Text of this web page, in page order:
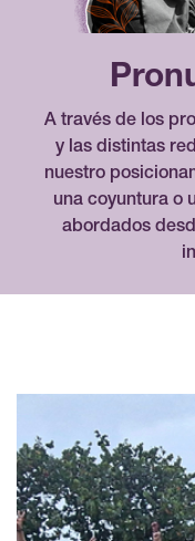
A través de los
y las distintas
nuestro
una coyuntura o
abordados